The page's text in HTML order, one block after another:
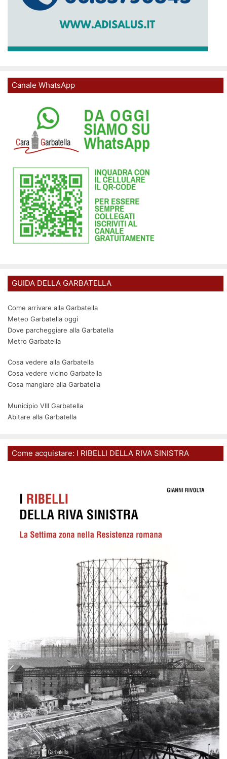
Canale WhatsApp
GUIDA DELLA GARBATELLA
Come arrivare alla Garbatella
Meteo Garbatella oggi
Dove parcheggiare alla Garbatella
Metro Garbatella
Cosa vedere alla Garbatella
Cosa vedere vicino Garbatella
Cosa mangiare alla Garbatella
Municipio VIII Garbatella
Abitare alla Garbatella
Come acquistare: I RIBELLI DELLA RIVA SINISTRA